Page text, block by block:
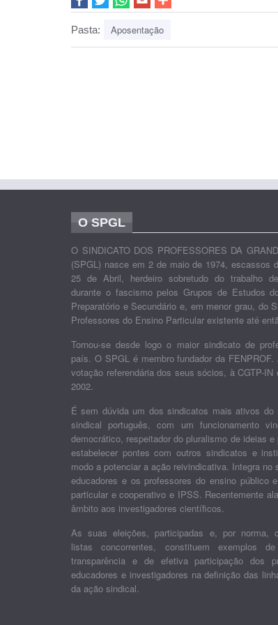
Pasta: Aposentação
O SPGL
O SINDICATO DOS PROFESSORES DA
(SPGL) nasce em 2 de maio de 1974, escassos
25 de Abril, herdeiro sobretudo do trabalho
durante o fascismo pelos Grupos de Estudos
Preparatório e Secundário e, em menor grau, do
Professores do Ensino Particular existente até
Tornou-se desde logo o maior sindicato de
país. O SPGL é membro fundador da FENPROF.
votação referendária dos seus sócios, à CGTP-IN
2002.
É sem dúvida um dos sindicatos mais ativos do
sindical português, com um funcionamento
democrático, respeitador do pluralismo de ideias e
estabelecer pontes com outros sindicatos e
modo a potenciar a ação reivindicativa. Integra no
educadores e os professores do ensino público
particular e cooperativo e IPSS. Recentemente
âmbito aos investigadores científicos.
As suas eleições, participadas e, por norma,
listas concorrentes, constituem exemplos
transparência e de efetiva participação dos
educadores e investigadores na definição das
da ação sindical.